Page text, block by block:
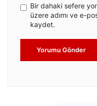
Bir dahaki sefere
üzere adımı ve e-
kaydet.
Yorumu Gönder